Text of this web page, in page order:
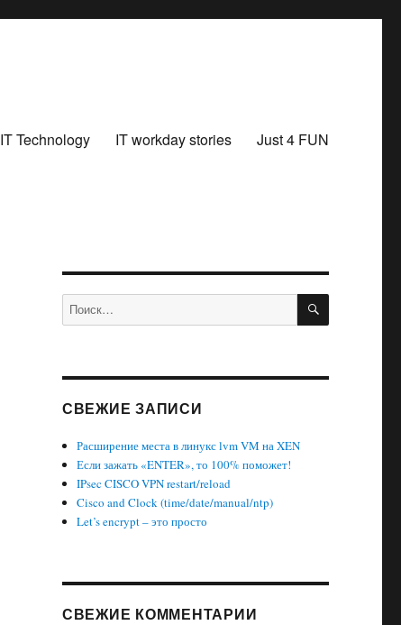
IT Technology IT workday stories Just 4 FUN
Искать: ПОИСК
СВЕЖИЕ ЗАПИСИ
Расширение места в линукс lvm VM на XEN
Если зажать «ENTER», то 100% поможет!
IPsec CISCO VPN restart/reload
Cisco and Clock (time/date/manual/ntp)
Let’s encrypt – это просто
СВЕЖИЕ КОММЕНТАРИИ